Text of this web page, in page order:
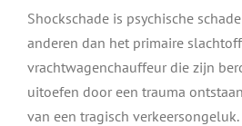
Shockschade is psychische
anderen dan het primaire
vrachtwagenchauffeur die zijn
uitoefen door een trauma
van een tragisch